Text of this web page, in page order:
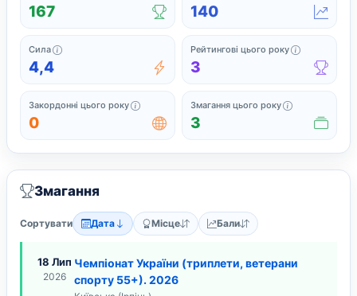
167 140
Сила Сила підсумовує найсильніші нещодавні рейтингові
4,4
Рейтингові цього року Завершені
3
Закордонні цього року Закордонні змагання, у яких спортсмен грав
0
Змагання цього року Усі
3
Змагання
Сортувати Дата Місце Бали
18 Лип
2026
Чемпіонат України (триплети, ветерани
спорту 55+). 2026